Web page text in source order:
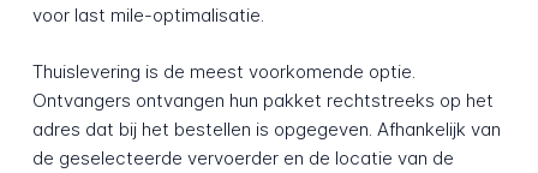
voor last mile-optimalisatie.
Thuislevering is de meest voorkomende optie.
Ontvangers ontvangen hun pakket rechtstreeks op het
adres dat bij het bestellen is opgegeven. Afhankelijk van
de geselecteerde vervoerder en de locatie van de